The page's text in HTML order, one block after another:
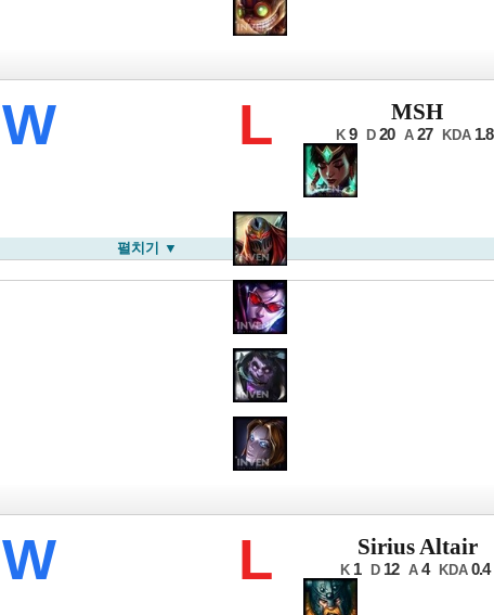
W L MSH
K 9 D 20 A 27 KDA 1.8
펼치기 ▼
W L Sirius Altair
K 1 D 12 A 4 KDA 0.4